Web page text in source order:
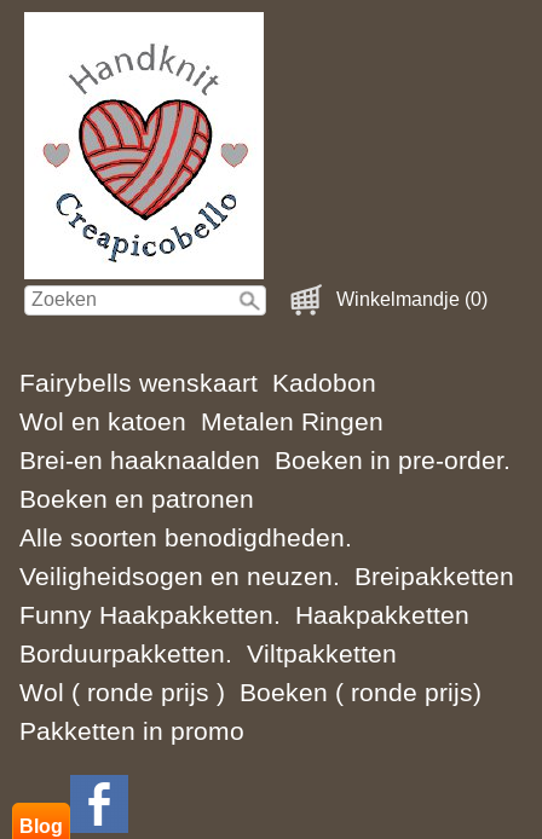
Winkelmandje (0)
Fairybells wenskaart Kadobon
Wol en katoen
Metalen Ringen
Brei-en haaknaalden
Boeken in pre-order.
Boeken en patronen
Alle soorten benodigdheden.
Veiligheidsogen en neuzen.
Breipakketten
Funny Haakpakketten.
Haakpakketten
Borduurpakketten.
Viltpakketten
Wol ( ronde prijs )
Boeken ( ronde prijs)
Pakketten in promo
Blog